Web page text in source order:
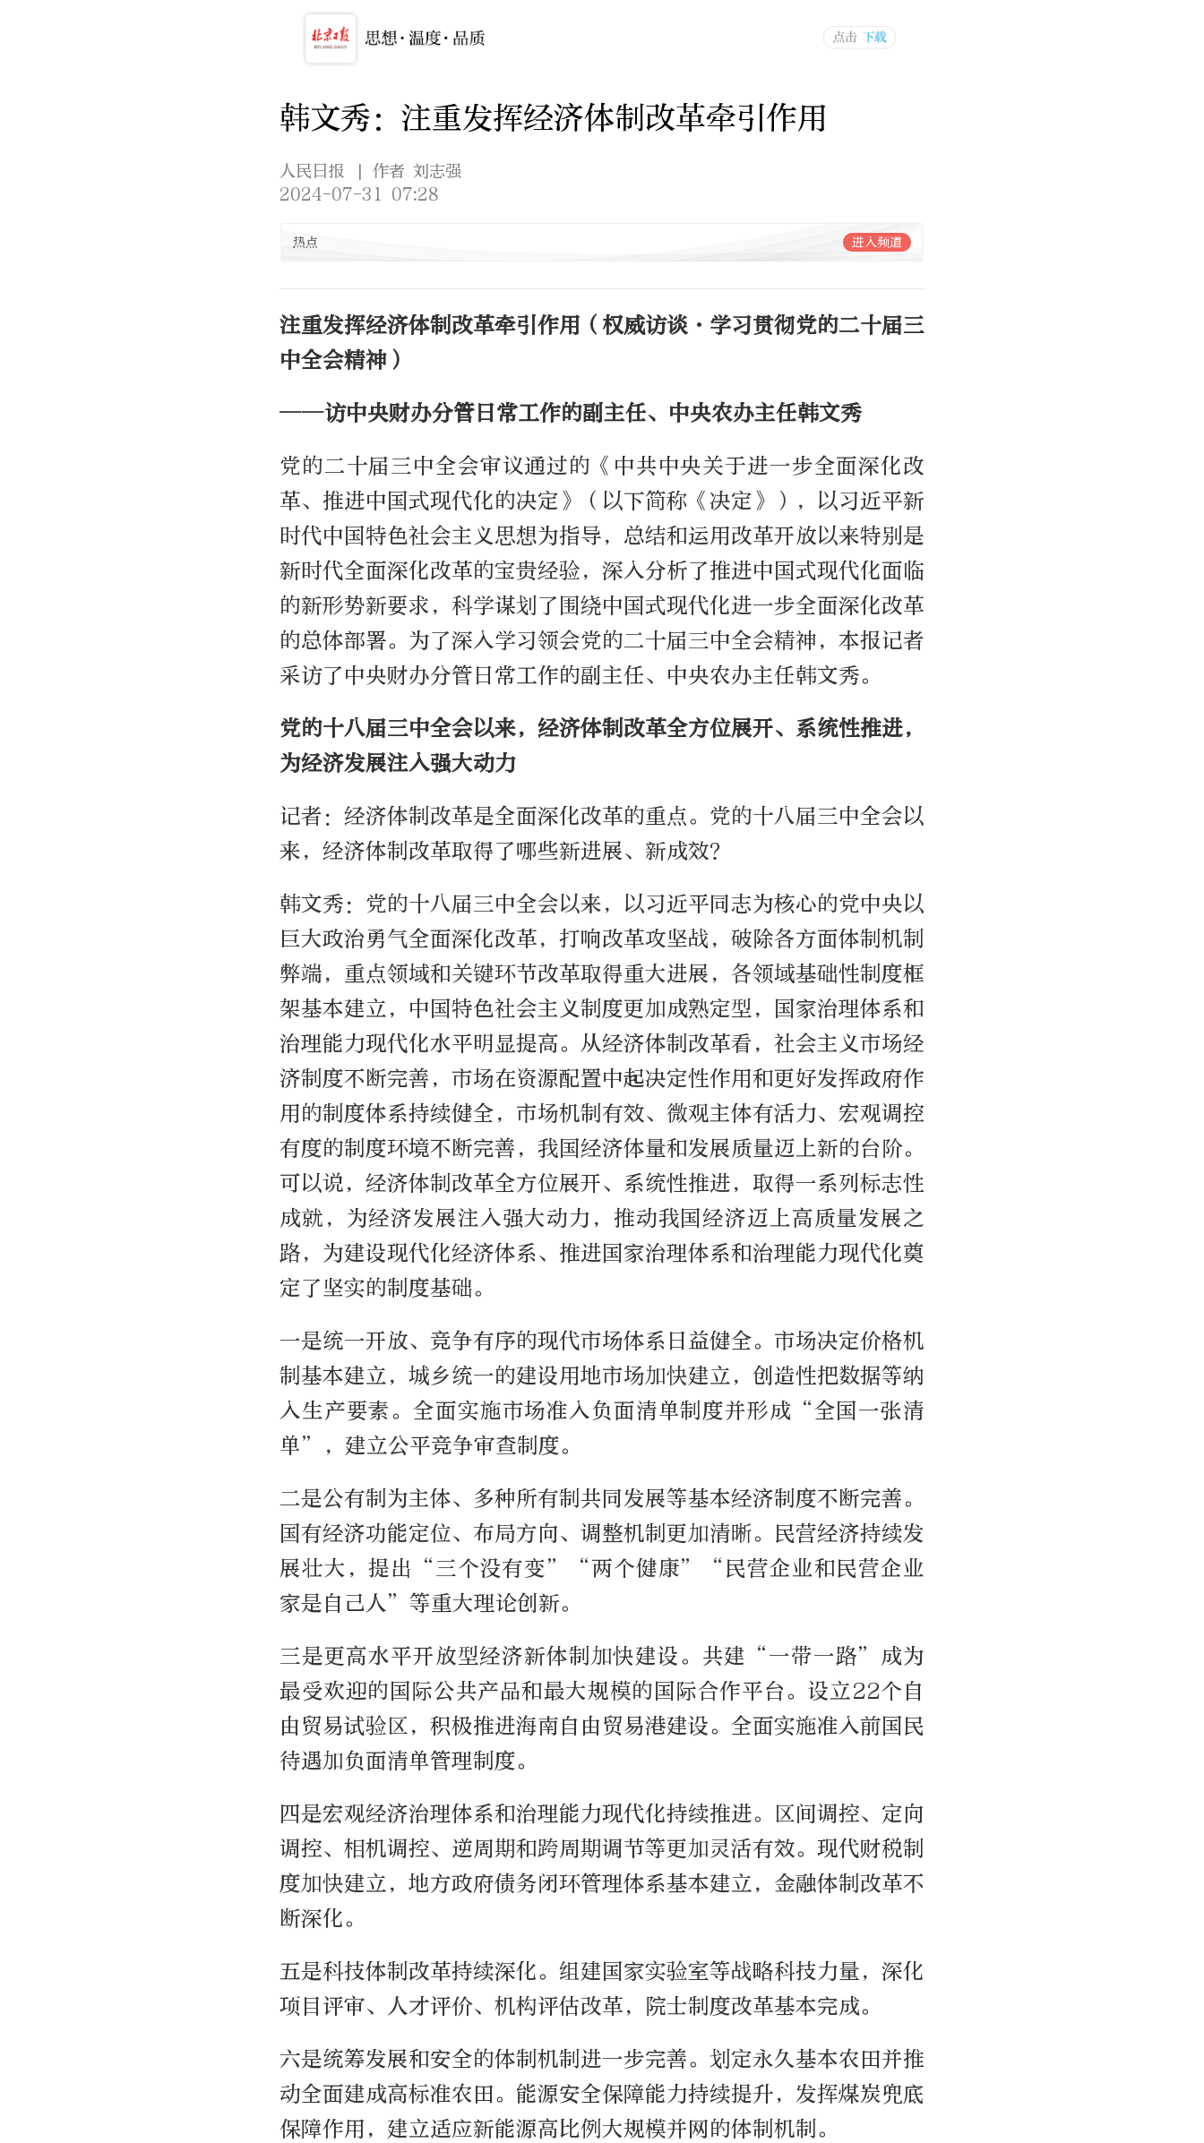
韩文秀：注重发挥经济体制改革牵引作用
人民日报
| 作者 刘志强
2024-07-31 07:28
热点 进入频道
注重发挥经济体制改革牵引作用（权威访谈·学习贯彻党的二十届三
中全会精神）
——访中央财办分管日常工作的副主任、中央农办主任韩文秀
党的二十届三中全会审议通过的《中共中央关于进一步全面深化改
革、推进中国式现代化的决定》（以下简称《决定》），以习近平新
时代中国特色社会主义思想为指导，总结和运用改革开放以来特别是
新时代全面深化改革的宝贵经验，深入分析了推进中国式现代化面临
的新形势新要求，科学谋划了围绕中国式现代化进一步全面深化改革
的总体部署。为了深入学习领会党的二十届三中全会精神，本报记者
采访了中央财办分管日常工作的副主任、中央农办主任韩文秀。
党的十八届三中全会以来，经济体制改革全方位展开、系统性推进，
为经济发展注入强大动力
记者：经济体制改革是全面深化改革的重点。党的十八届三中全会以
来，经济体制改革取得了哪些新进展、新成效？
韩文秀：党的十八届三中全会以来，以习近平同志为核心的党中央以
巨大政治勇气全面深化改革，打响改革攻坚战，破除各方面体制机制
弊端，重点领域和关键环节改革取得重大进展，各领域基础性制度框
架基本建立，中国特色社会主义制度更加成熟定型，国家治理体系和
治理能力现代化水平明显提高。从经济体制改革看，社会主义市场经
济制度不断完善，市场在资源配置中起决定性作用和更好发挥政府作
用的制度体系持续健全，市场机制有效、微观主体有活力、宏观调控
有度的制度环境不断完善，我国经济体量和发展质量迈上新的台阶。
可以说，经济体制改革全方位展开、系统性推进，取得一系列标志性
成就，为经济发展注入强大动力，推动我国经济迈上高质量发展之
路，为建设现代化经济体系、推进国家治理体系和治理能力现代化奠
定了坚实的制度基础。
一是统一开放、竞争有序的现代市场体系日益健全。市场决定价格机
制基本建立，城乡统一的建设用地市场加快建立，创造性把数据等纳
入生产要素。全面实施市场准入负面清单制度并形成“全国一张清
单”，建立公平竞争审查制度。
二是公有制为主体、多种所有制共同发展等基本经济制度不断完善。
国有经济功能定位、布局方向、调整机制更加清晰。民营经济持续发
展壮大，提出“三个没有变”“两个健康”“民营企业和民营企业
家是自己人”等重大理论创新。
三是更高水平开放型经济新体制加快建设。共建“一带一路”成为
最受欢迎的国际公共产品和最大规模的国际合作平台。设立22个自
由贸易试验区，积极推进海南自由贸易港建设。全面实施准入前国民
待遇加负面清单管理制度。
四是宏观经济治理体系和治理能力现代化持续推进。区间调控、定向
调控、相机调控、逆周期和跨周期调节等更加灵活有效。现代财税制
度加快建立，地方政府债务闭环管理体系基本建立，金融体制改革不
断深化。
五是科技体制改革持续深化。组建国家实验室等战略科技力量，深化
项目评审、人才评价、机构评估改革，院士制度改革基本完成。
六是统筹发展和安全的体制机制进一步完善。划定永久基本农田并推
动全面建成高标准农田。能源安全保障能力持续提升，发挥煤炭兜底
保障作用，建立适应新能源高比例大规模并网的体制机制。